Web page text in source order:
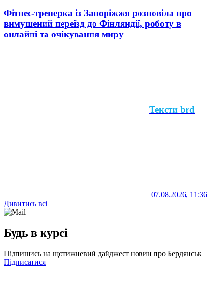
Фітнес-тренерка із Запоріжжя розповіла про
вимушений переїзд до Фінляндії, роботу в
онлайні та очікування миру
Тексти brd
07.08.2026, 11:36
Дивитись всі
Будь в курсі
Підпишись на щотижневий дайджест новин про Бердянськ
Підписатися